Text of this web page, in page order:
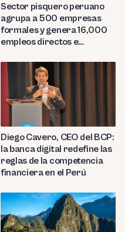
Sector pisquero peruano
agrupa a 500 empresas
formales y genera 16,000
empleos directos e
Diego Cavero, CEO del BCP:
la banca digital redefine las
reglas de la competencia
financiera en el Perú